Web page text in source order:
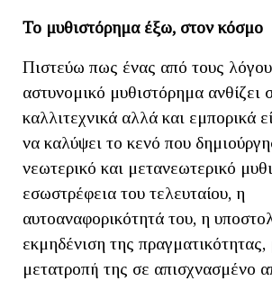
Το μυθιστόρημα έξω, στον κόσμο
Πιστεύω πως ένας από τους
αστυνομικό μυθιστόρημα ανθίζει
καλλιτεχνικά αλλά και εμπορικά
να καλύψει το κενό που
νεωτερικό και μετανεωτερικό
εσωστρέφεια του τελευταίου, η
αυτοαναφορικότητά του, η
εκμηδένιση της πραγματικότητας,
μετατροπή της σε απισχνασμένο